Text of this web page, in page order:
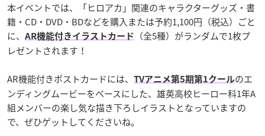
本イベントでは、「ヒロアカ」関連のキャラクターグッズ・書
籍・CD・DVD・BDなどを購入または予約1,100円（税込）ごと
に、
AR機能付きイラストカード
（全5種）がランダムで1枚プ
レゼントされます！
AR機能付きポストカードには、 TVアニメ第5期第1クールのエ
ンディングムービーをベースにした、雄英高校ヒーロー科1年A
組メンバーの楽し気な描き下ろしイラストとなっていますの
で、ぜひゲットしてくださいね。